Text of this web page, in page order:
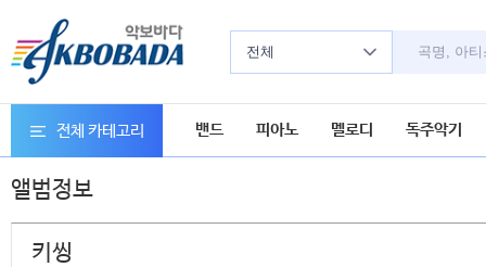
전체
전체 카테고리 밴드 피아노 멜로디 독주악기
앨범정보
키씽